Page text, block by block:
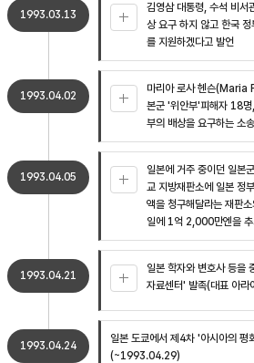
1993.03.13
김영삼 대통령, 수석 비서
상 요구 하지 않고 한국
를 지원하겠다고 발언
1993.04.02
마리아 로사 헨슨
본군 '위안부'피해자 18
부의 배상을 요구하는 소
1993.04.05
일본에 거주 중이던 일본
교 지방재판소에 일본 정
액을 청구해달라는 재판
일에 1억 2,000만엔을
1993.04.21
일본 학자와 변호사 등을
자료센터' 발족(대표 아라
1993.04.24
일본 도쿄에서 제4차 '아시아의 평
(~1993.04.29)